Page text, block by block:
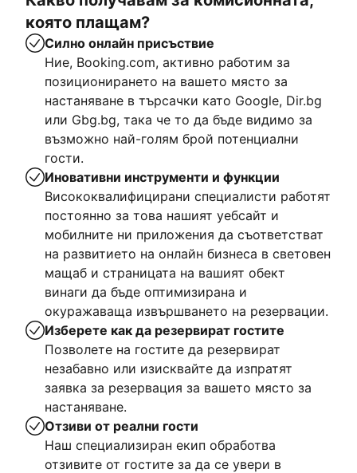
която плащам?
Силно онлайн присъствие
Ние, Booking.com, активно работим за
позиционирането на вашето място за
настаняване в търсачки като Google, Dir.bg
или Gbg.bg, така че то да бъде видимо за
възможно най-голям брой потенциални
гости.
Иновативни инструменти и функции
Висококвалифицирани специалисти работят
постоянно за това нашият уебсайт и
мобилните ни приложения да съответстват
на развитието на онлайн бизнеса в световен
мащаб и страницата на вашият обект
винаги да бъде оптимизирана и
окуражаваща извършването на резервации.
Изберете как да резервират гостите
Позволете на гостите да резервират
незабавно или изисквайте да изпратят
заявка за резервация за вашето място за
настаняване.
Отзиви от реални гости
Наш специализиран екип обработва
отзивите от гостите за да се увери в